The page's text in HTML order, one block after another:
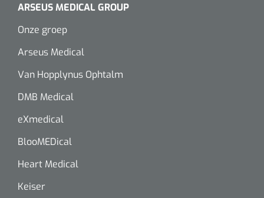
ARSEUS MEDICAL GROUP
Onze groep
Arseus Medical
Van Hopplynus Ophtalm
DMB Medical
eXmedical
BlooMEDical
Heart Medical
Keiser